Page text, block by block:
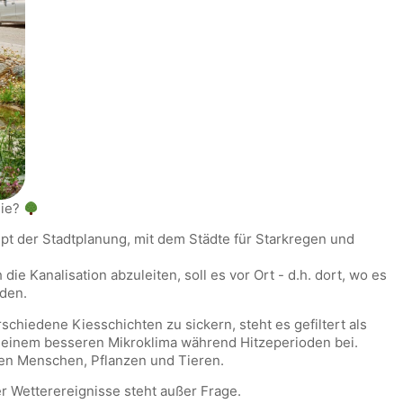
der Stadtplanung, mit dem Städte für Starkregen und
Kanalisation abzuleiten, soll es vor Ort - d.h. dort, wo es
Kiesschichten zu sickern, steht es gefiltert als
besseren Mikroklima während Hitzeperioden bei.
Menschen, Pflanzen und Tieren.
Wetterereignisse steht außer Frage.